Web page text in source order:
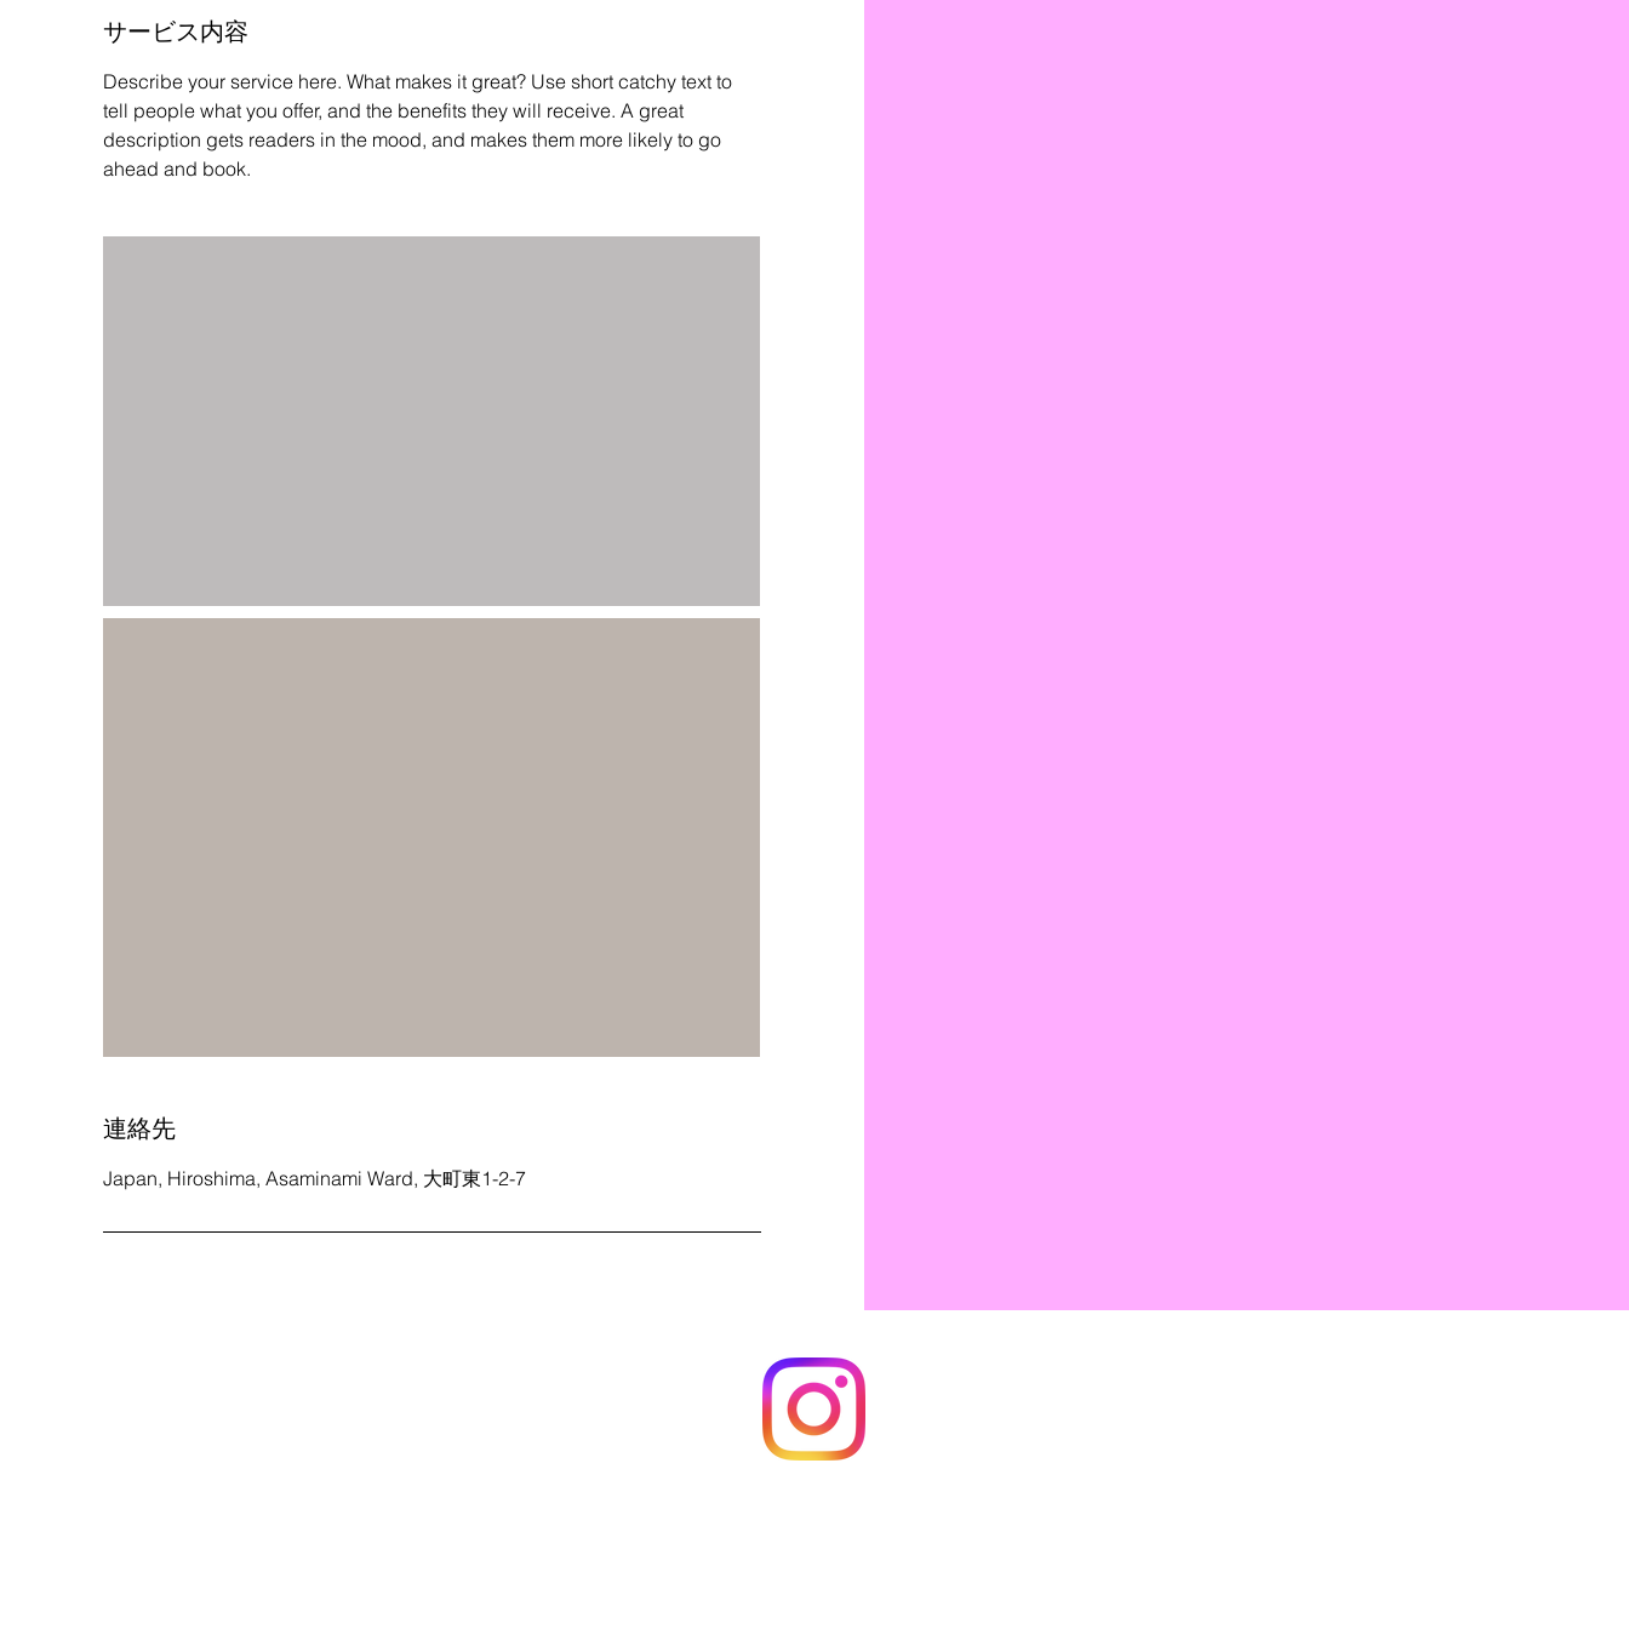
サービス内容
Describe your service here. What makes it great? Use short catchy text to
tell people what you offer, and the benefits they will receive. A great
description gets readers in the mood, and makes them more likely to go
ahead and book.
連絡先
Japan, Hiroshima, Asaminami Ward, 大町東1-2-7